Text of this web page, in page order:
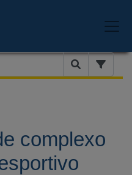
complexo